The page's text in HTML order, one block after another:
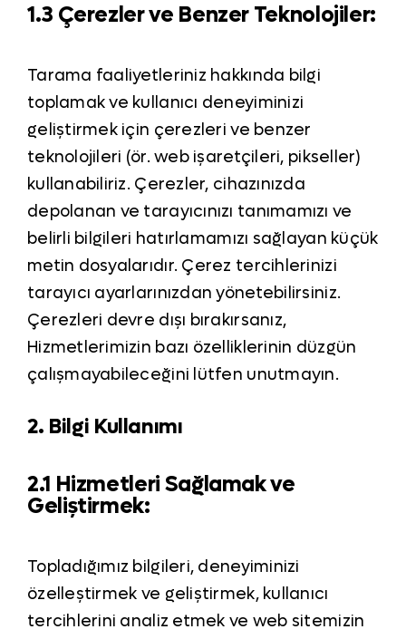
1.3 Çerezler ve Benzer Teknolojiler:
Tarama faaliyetleriniz hakkında bilgi
toplamak ve kullanıcı deneyiminizi
geliştirmek için çerezleri ve benzer
teknolojileri (ör. web işaretçileri, pikseller)
kullanabiliriz. Çerezler, cihazınızda
depolanan ve tarayıcınızı tanımamızı ve
belirli bilgileri hatırlamamızı sağlayan küçük
metin dosyalarıdır. Çerez tercihlerinizi
tarayıcı ayarlarınızdan yönetebilirsiniz.
Çerezleri devre dışı bırakırsanız,
Hizmetlerimizin bazı özelliklerinin düzgün
çalışmayabileceğini lütfen unutmayın.
2. Bilgi Kullanımı
2.1 Hizmetleri Sağlamak ve
Geliştirmek:
Topladığımız bilgileri, deneyiminizi
özelleştirmek ve geliştirmek, kullanıcı
tercihlerini analiz etmek ve web sitemizin